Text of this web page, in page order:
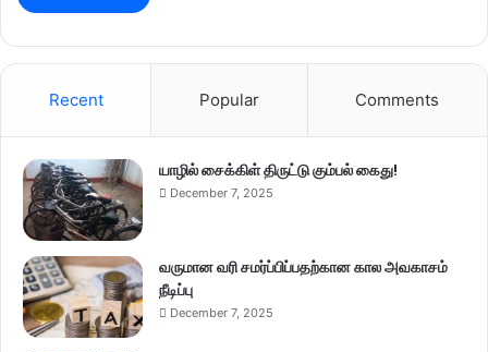
Recent Popular Comments
யாழில் சைக்கிள் திருட்டு கும்பல் கைது!
December 7, 2025
வருமான வரி சமர்ப்பிப்பதற்கான கால அவகாசம்
நீடிப்பு
December 7, 2025